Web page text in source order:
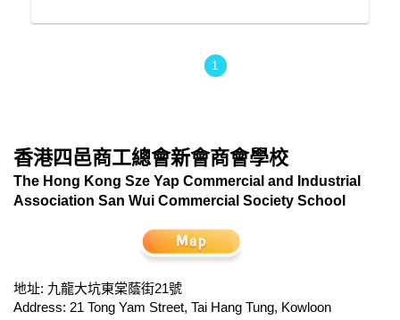
1
香港四邑商工總會新會商會學校
The Hong Kong Sze Yap Commercial and Industrial
Association San Wui Commercial Society School
地址: 九龍大坑東棠蔭街21號
Address: 21 Tong Yam Street, Tai Hang Tung, Kowloon